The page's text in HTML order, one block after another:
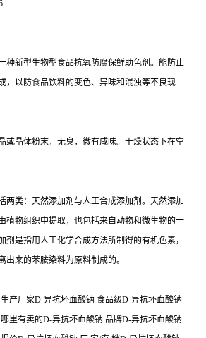
种新型生物型食品抗氧防腐保鲜助色剂。能防止
，以防食品饮料的变色、异味和混浊等不良现
或晶体粉末，无臭，微有咸味。干燥状态下在空
两类：天然添加剂与人工合成添加剂。天然添加
植物组织中提取，也包括来自动物和微生物的一
剂是指用人工化学合成方法所制得的有机色素，
出来的苯胺染料为原料制成的。
产厂家D-异抗坏血酸钠 食品级D-异抗坏血酸钠
里有卖的D-异抗坏血酸钠 品牌D-异抗坏血酸钠